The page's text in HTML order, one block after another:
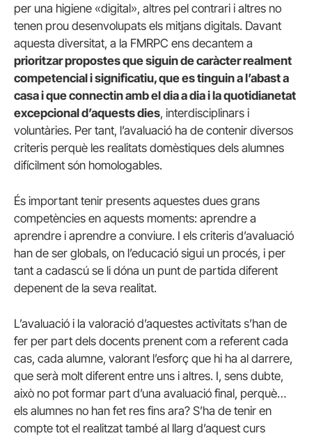
per una higiene «digital», altres pel contrari i altres no
tenen prou desenvolupats els mitjans digitals. Davant
aquesta diversitat, a la FMRPC ens decantem a
prioritzar propostes que siguin de caràcter realment
competencial i significatiu, que es tinguin a l’abast a
casa i que connectin amb el dia a dia i la quotidianetat
excepcional d’aquests dies, interdisciplinars i
voluntàries. Per tant, l’avaluació ha de contenir diversos
criteris perquè les realitats domèstiques dels alumnes
difícilment són homologables.
És important tenir presents aquestes dues grans
competències en aquests moments: aprendre a
aprendre i aprendre a conviure. I els criteris d’avaluació
han de ser globals, on l’educació sigui un procés, i per
tant a cadascú se li dóna un punt de partida diferent
depenent de la seva realitat.
L’avaluació i la valoració d’aquestes activitats s’han de
fer per part dels docents prenent com a referent cada
cas, cada alumne, valorant l’esforç que hi ha al darrere,
que serà molt diferent entre uns i altres. I, sens dubte,
això no pot formar part d’una avaluació final, perquè…
els alumnes no han fet res fins ara? S’ha de tenir en
compte tot el realitzat també al llarg d’aquest curs